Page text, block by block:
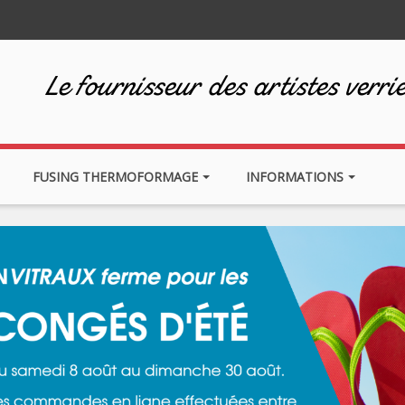
Le fournisseur des artistes
FUSING THERMOFORMAGE INFORMATIONS